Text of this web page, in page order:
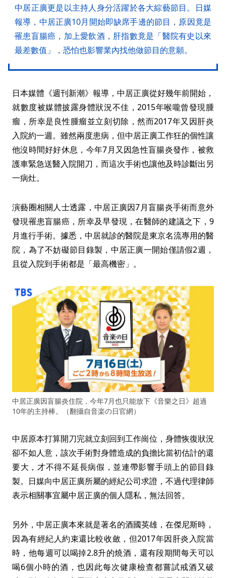
中居正廣更是以主持人身分活躍於各大綜藝節目。日媒
報導，中居正廣10月開始即缺席手邊的節目，原因竟是
罹患盲腸癌，加上愛飲酒，肝指數竟是「醫院有史以來
最差數值」，恐怕也影響業內找他做節目的意願。
日本媒體《週刊新潮》報導，中居正廣從好幾年前開始，
就數度被媒體披露身體狀況不佳，2015年喉嚨曾發現腫
瘤，所幸是良性腫瘤並立刻切除，然而2017年又因肝炎
入院約一週。雖然兩度患病，但中居正廣工作狂的個性讓
他沒時間好好休息，今年7月又因急性盲腸炎發作，被救
護車緊急送醫入院開刀，而這次手術也讓他及時診斷出另
一病灶。
演藝圈相關人士透露，中居正廣因7月盲腸炎手術而意外
發現罹患盲腸癌，所幸及早發現，在醫師的建議之下，9
月進行手術。據悉，中居就診的醫院是東京名流專用的醫
院，為了不妨礙節目錄製，中居正廣一開始僅請假2週，
且從入院到手術都是「最高機密」。
中居正廣因盲腸炎住院，今年7月也只能放下《音樂之日》超過
10年的主持棒。（翻攝自音楽の日官網）
中居原本打算開刀完就立刻回到工作崗位，身體恢復狀況
卻不如人意，該次手術對身體造成的負擔比當初估計的還
要大，才不得不延長病假，並連帶影響手頭上的節目錄
製。日媒向中居正廣所屬的經紀公司求證，不過代理律師
表示相關事宜屬中居正廣的個人隱私，無法回答。
另外，中居正廣本來就是著名的酒國英雄，在傑尼斯時，
因為有經紀人約束還比較收斂，但2017年因肝炎入院當
時，他每週可以喝掉2.8升的燒酒，還有段期間每天可以
喝6個小時的酒，也因此每次健康檢查都嘗試戒酒又破